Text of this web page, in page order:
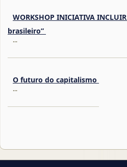
WORKSHOP INICIATIVA
brasileiro”
...
O futuro do capitalismo
...